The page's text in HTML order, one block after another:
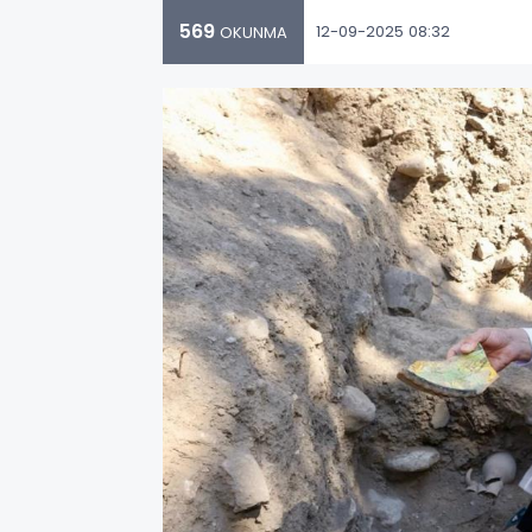
569 OKUNMA 12-09-2025 08:32